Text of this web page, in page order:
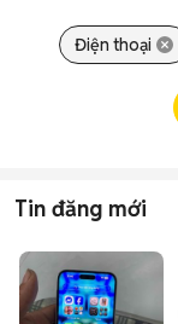
Điện thoại
Tin đăng mới